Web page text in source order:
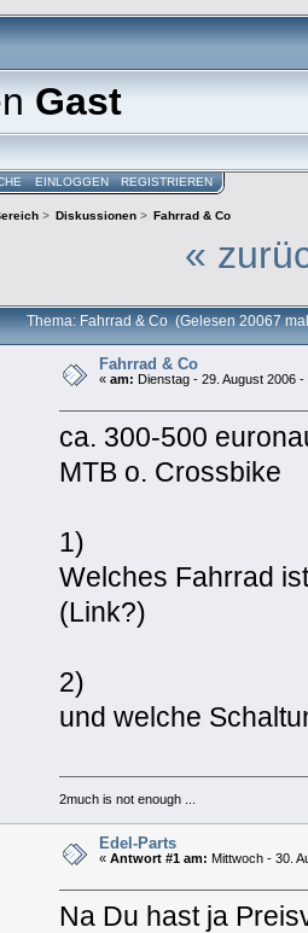
Gast
EINLOGGEN REGISTRIEREN
> Diskussionen > Fahrrad & Co
«
Thema: Fahrrad & Co (Gelesen 20067
Fahrrad & Co
« am: Dienstag - 29. August 2006
ca. 300-500
MTB o. Crossbike
1)
Welches Fahrrad
(Link?)
2)
und welche
2much is not enough ...
Edel-Parts
« Antwort #1 am: Mittwoch - 30.
Na Du hast ja